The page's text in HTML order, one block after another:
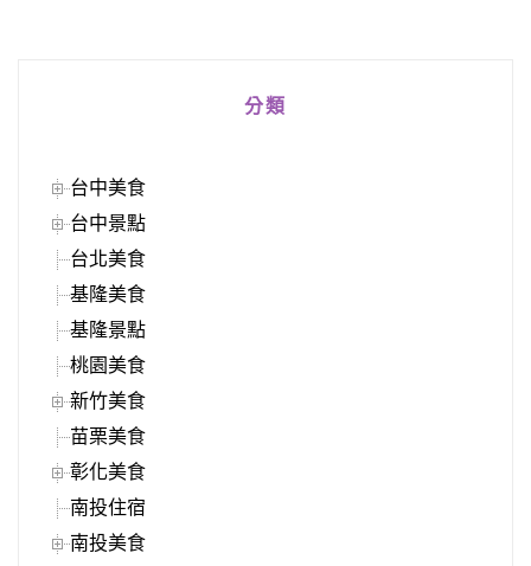
分類
台中美食
台中景點
台北美食
基隆美食
基隆景點
桃園美食
新竹美食
苗栗美食
彰化美食
南投住宿
南投美食